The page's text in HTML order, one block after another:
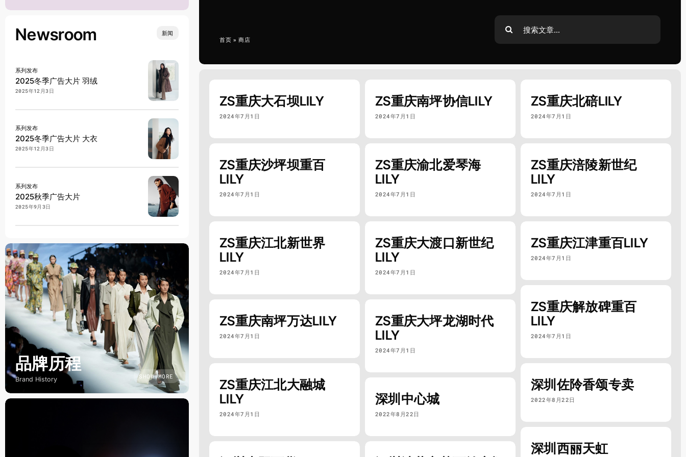
Newsroom 新闻
系列发布
2025冬季广告大片 羽绒
2025年12月3日
系列发布
2025冬季广告大片 大衣
2025年12月3日
系列发布
2025秋季广告大片
2025年9月3日
品牌历程
Brand History SHOW MORE
首页 »商店
Search
for:
ZS重庆大石坝LILY
2024年7月1日
ZS重庆南坪协信LILY
2024年7月1日
ZS重庆北碚LILY
2024年7月1日
ZS重庆沙坪坝重百
LILY
2024年7月1日
ZS重庆渝北爱琴海
LILY
2024年7月1日
ZS重庆涪陵新世纪
LILY
2024年7月1日
ZS重庆江北新世界
LILY
2024年7月1日
ZS重庆大渡口新世纪
LILY
2024年7月1日
ZS重庆江津重百LILY
2024年7月1日
ZS重庆解放碑重百
LILY
2024年7月1日
ZS重庆南坪万达LILY
2024年7月1日
ZS重庆大坪龙湖时代
LILY
2024年7月1日
ZS重庆江北大融城
LILY
2024年7月1日
深圳佐阾香颂专卖
2022年8月22日
深圳中心城
2022年8月22日
深圳西丽天虹